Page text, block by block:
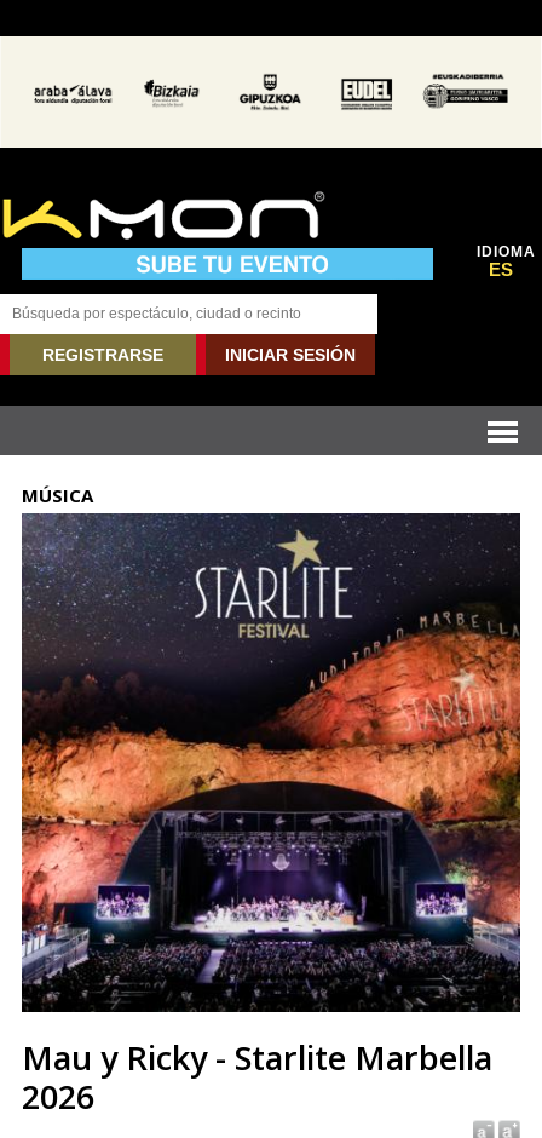
IDIOMA
ES
REGISTRARSE INICIAR SESIÓN
MÚSICA
Mau y Ricky - Starlite Marbella
2026